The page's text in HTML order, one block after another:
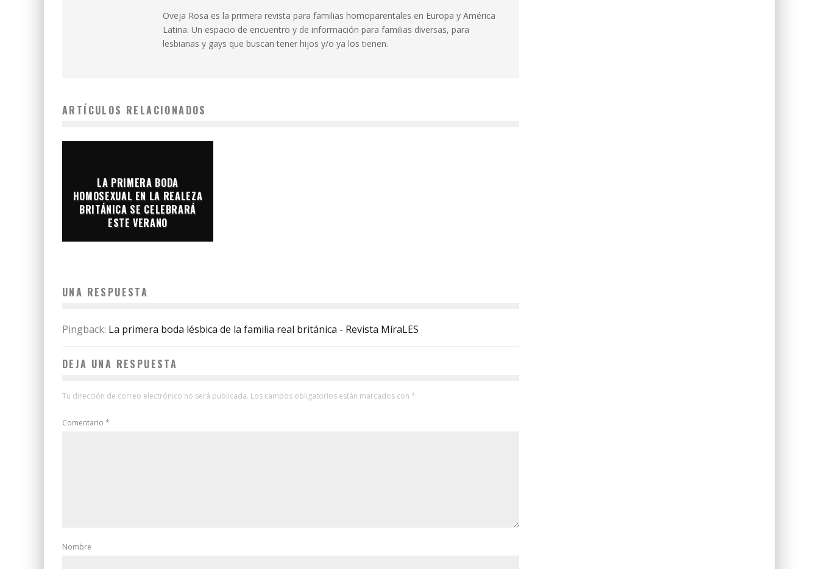
Oveja Rosa es la primera revista para familias homoparentales en Europa y América
Latina. Un espacio de encuentro y de información para familias diversas, para
lesbianas y gays que buscan tener hijos y/o ya los tienen.
ARTÍCULOS RELACIONADOS
LA PRIMERA BODA
HOMOSEXUAL EN LA REALEZA
BRITÁNICA SE CELEBRARÁ
ESTE VERANO
UNA RESPUESTA
Pingback: La primera boda lésbica de la familia real británica - Revista MíraLES
DEJA UNA RESPUESTA
Tu dirección de correo electrónico no será publicada. Los campos obligatorios están marcados con *
Comentario *
Nombre